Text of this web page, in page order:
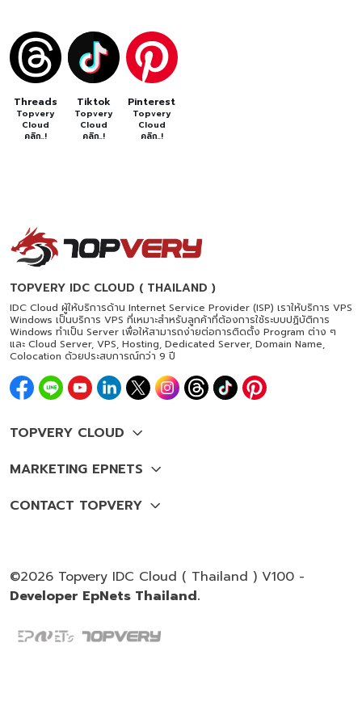
Threads
Topvery
Cloud
คลิก..!
Tiktok
Topvery
Cloud
คลิก..!
Pinterest
Topvery
Cloud
คลิก..!
TOPVERY IDC CLOUD ( THAILAND )
IDC Cloud ผู้ให้บริการด้าน Internet Service Provider (ISP) เราให้บริการ VPS
Windows เป็นบริการ VPS ที่เหมาะสำหรับลูกค้าที่ต้องการใช้ระบบปฏิบัติการ
Windows ทำเป็น Server เพื่อให้สามารถง่ายต่อการติดตั้ง Program ต่าง ๆ
และ Cloud Server, VPS, Hosting, Dedicated Server, Domain Name,
Colocation ด้วยประสบการณ์กว่า 9 ปี
©2026 Topvery IDC Cloud ( Thailand ) V100 -
Developer EpNets Thailand.